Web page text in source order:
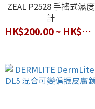
ZEAL P2528 ⼿搖式濕度
計
HK$200.00 ~ HK$470.00